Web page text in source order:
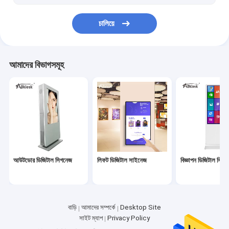
3D হলোগ্রাম ফ্যান ডিসপ্লে চালিয়ে
আমাদের বিভাগসমূহ
আউটডোর ডিজিটাল সিগনেজ লিফট ডিজিটাল সাইনেজ বিজ্ঞাপন ডিজিটাল
বাড়ি আমাদের সম্পর্কে
Desktop Site
সাইট ম্যাপ
Privacy Policy